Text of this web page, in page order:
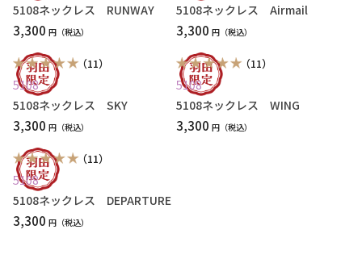
5108ネックレス RUNWAY
3,300 円
5108ネックレス Airmail
3,300 円
（11）
5108
5108ネックレス SKY
3,300 円
（11）
5108
5108ネックレス WING
3,300 円
（11）
5108
5108ネックレス DEPARTURE
3,300 円